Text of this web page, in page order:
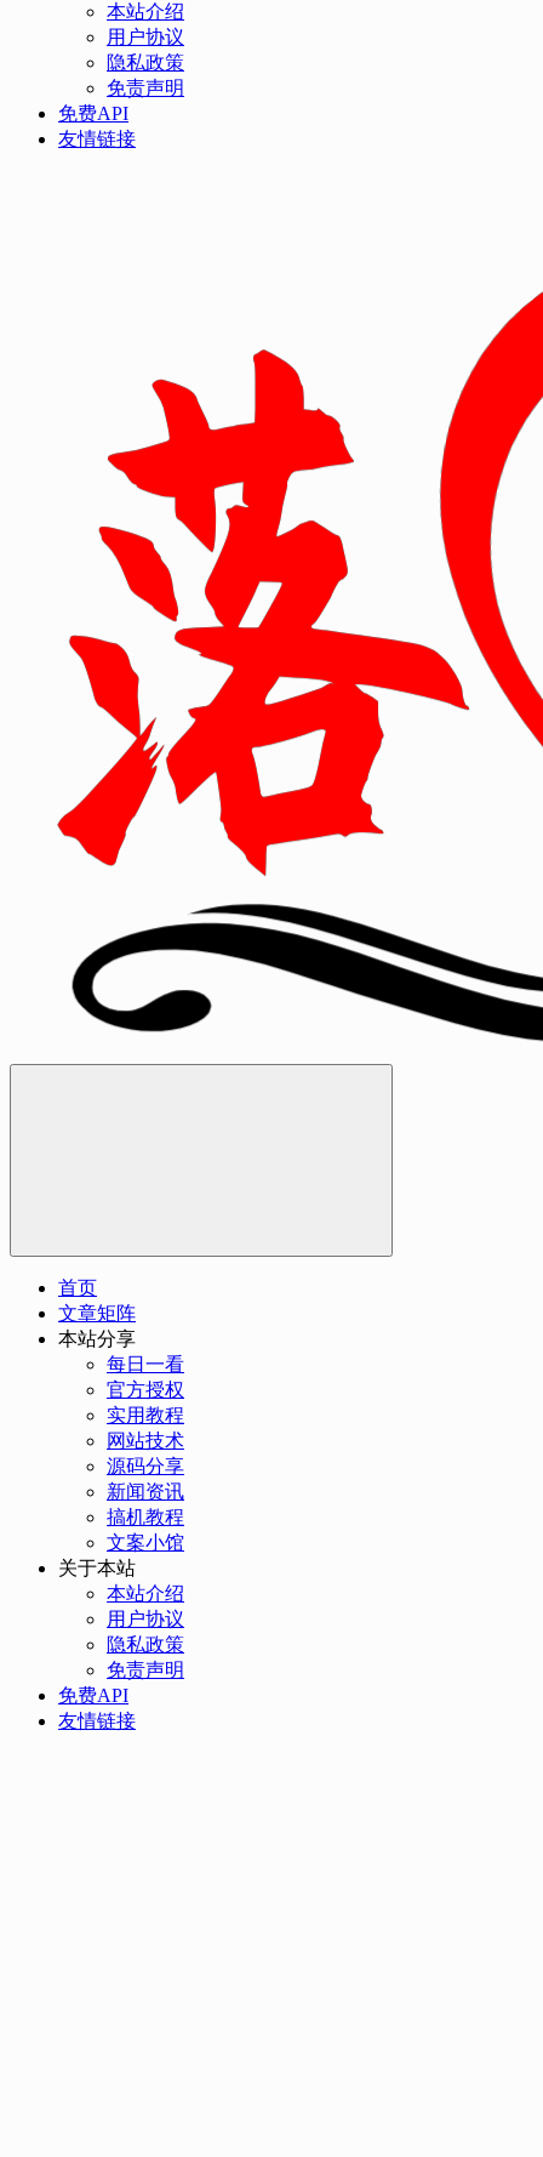
本站介绍
用户协议
隐私政策
免责声明
免费API
友情链接
首页
文章矩阵
本站分享
每日一看
官方授权
实用教程
网站技术
源码分享
新闻资讯
搞机教程
文案小馆
关于本站
本站介绍
用户协议
隐私政策
免责声明
免费API
友情链接